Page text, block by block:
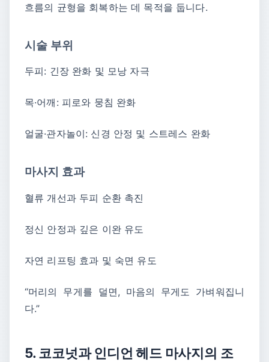
흐름의 균형을 회복하는 데 목적을 둡니다.
시술 부위
두피: 긴장 완화 및 모낭 자극
목·어깨: 피로와 뭉침 완화
얼굴·관자놀이: 신경 안정 및 스트레스 완화
마사지 효과
혈류 개선과 두피 순환 촉진
정신 안정과 깊은 이완 유도
자연 리프팅 효과 및 숙면 유도
“머리의 무게를 덜면, 마음의 무게도 가벼워집니
다.”
5. 코코넛과 인디언 헤드 마사지의 조